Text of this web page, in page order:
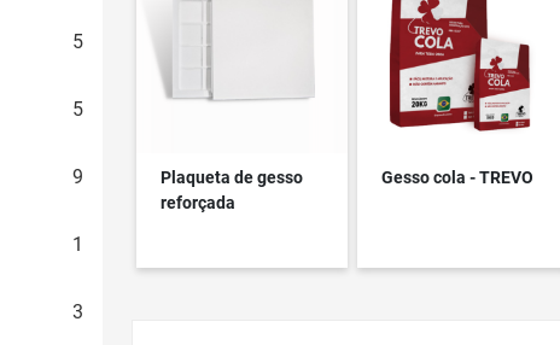
5
5
9
1
3
Plaqueta de gesso
reforçada
Gesso cola - TREVO